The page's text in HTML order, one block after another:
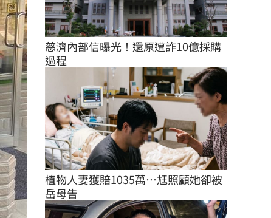
慈濟內部信曝光！還原遭詐10億採購
過程
植物人妻獲賠1035萬…尪照顧她卻被
岳母告